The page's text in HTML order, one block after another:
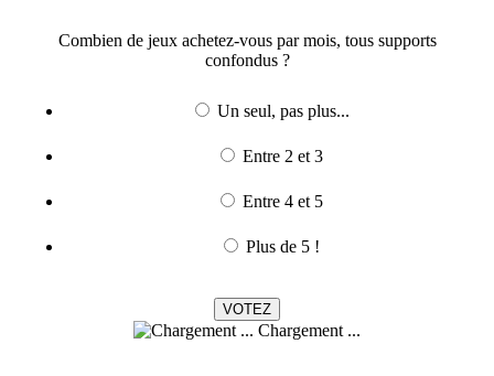
Combien de jeux achetez-vous par mois, tous supports
confondus ?
Un seul, pas plus...
Entre 2 et 3
Entre 4 et 5
Plus de 5 !
Chargement ...